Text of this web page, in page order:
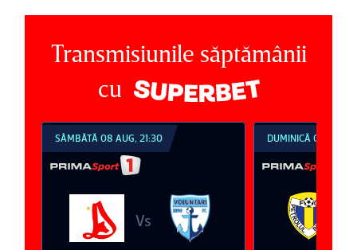
Transmisiunile săptămânii
cu
SÂMBĂTĂ 08 AUG, 21:30
Vs
DUMINICĂ 09 AUG,